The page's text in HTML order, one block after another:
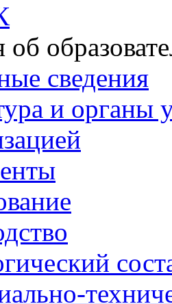
об
сведения
и органы